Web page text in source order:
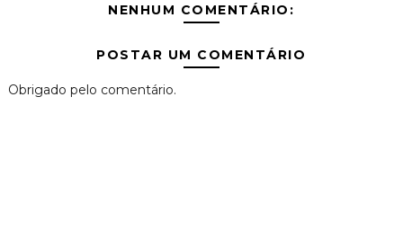
NENHUM COMENTÁRIO:
POSTAR UM COMENTÁRIO
Obrigado pelo comentário.